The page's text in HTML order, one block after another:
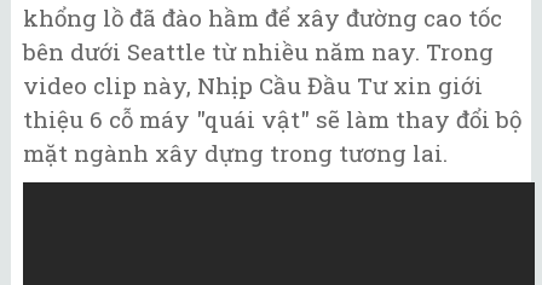
khổng lồ đã đào hầm để xây đường cao tốc
bên dưới Seattle từ nhiều năm nay. Trong
video clip này, Nhịp Cầu Đầu Tư xin giới
thiệu 6 cỗ máy "quái vật" sẽ làm thay đổi bộ
mặt ngành xây dựng trong tương lai.